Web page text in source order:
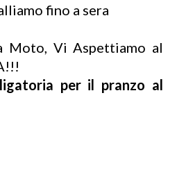
fino a sera
Moto, Vi Aspettiamo al
per il pranzo al